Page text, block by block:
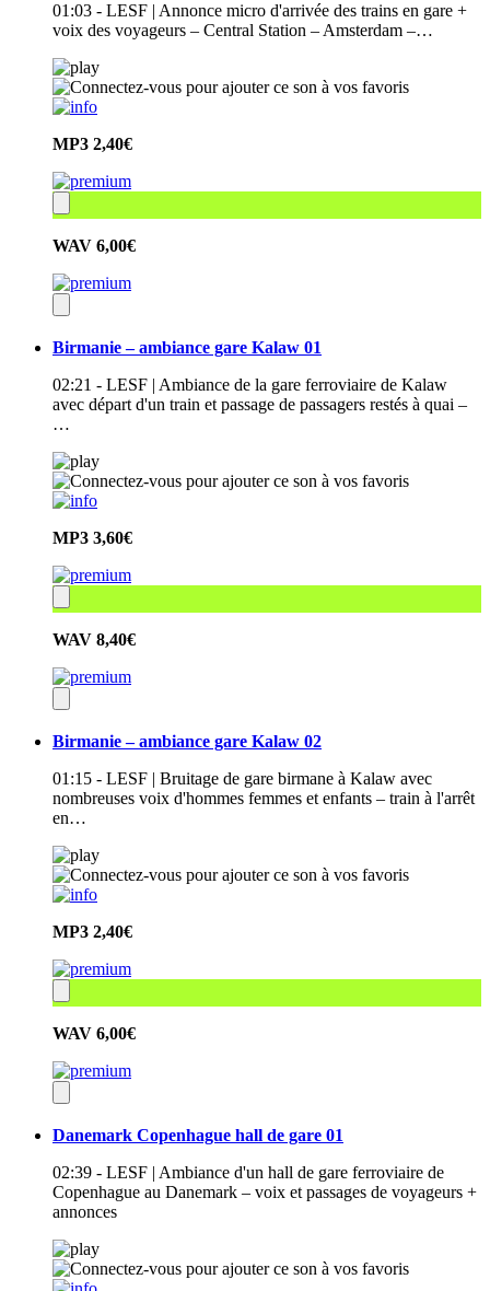
01:03 - LESF | Annonce micro d'arrivée des trains en gare +
voix des voyageurs – Central Station – Amsterdam –…
MP3 2,40€
WAV 6,00€
Birmanie – ambiance gare Kalaw 01
02:21 - LESF | Ambiance de la gare ferroviaire de Kalaw
avec départ d'un train et passage de passagers restés à quai –
…
MP3 3,60€
WAV 8,40€
Birmanie – ambiance gare Kalaw 02
01:15 - LESF | Bruitage de gare birmane à Kalaw avec
nombreuses voix d'hommes femmes et enfants – train à l'arrêt
en…
MP3 2,40€
WAV 6,00€
Danemark Copenhague hall de gare 01
02:39 - LESF | Ambiance d'un hall de gare ferroviaire de
Copenhague au Danemark – voix et passages de voyageurs +
annonces